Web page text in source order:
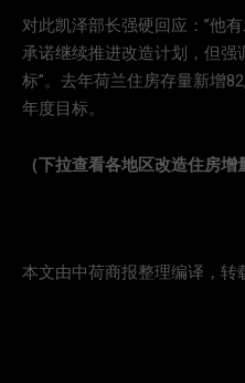
对此凯泽部长强硬回应：”他
承诺继续推进改造计划，但强
标”。去年荷兰住房存量新增
年度目标。
（下拉查看各地区改造住房增
本文由中荷商报整理编译，转